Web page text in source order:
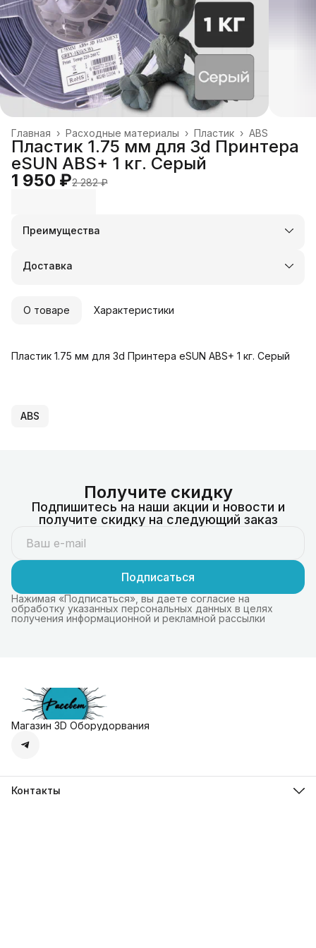
ABS
Пластик ›
Расходные материалы ›
Главная ›
Пластик 1.75 мм для 3d Принтера
eSUN ABS+ 1 кг. Серый
1 950 ₽2 282 ₽
Преимущества
Оплата частями в Сплит
Удобный возврат
Доставка
О товаре Характеристики
Пластик 1.75 мм для 3d Принтера eSUN ABS+ 1 кг. Серый
ABS
Получите скидку
Подпишитесь на наши акции и новости и
получите скидку на следующий заказ
Подписаться
Нажимая «Подписаться», вы даете согласие на
обработку указанных персональных данных в целях
получения информационной и рекламной рассылки
Магазин 3D Оборудорвания
Контакты